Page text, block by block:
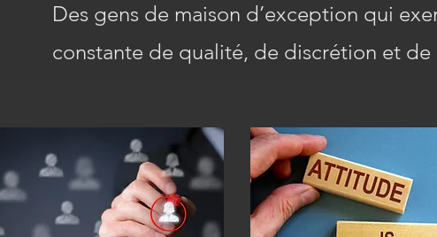
Des gens de maison d’exception qui
constante de qualité, de discrétion et de